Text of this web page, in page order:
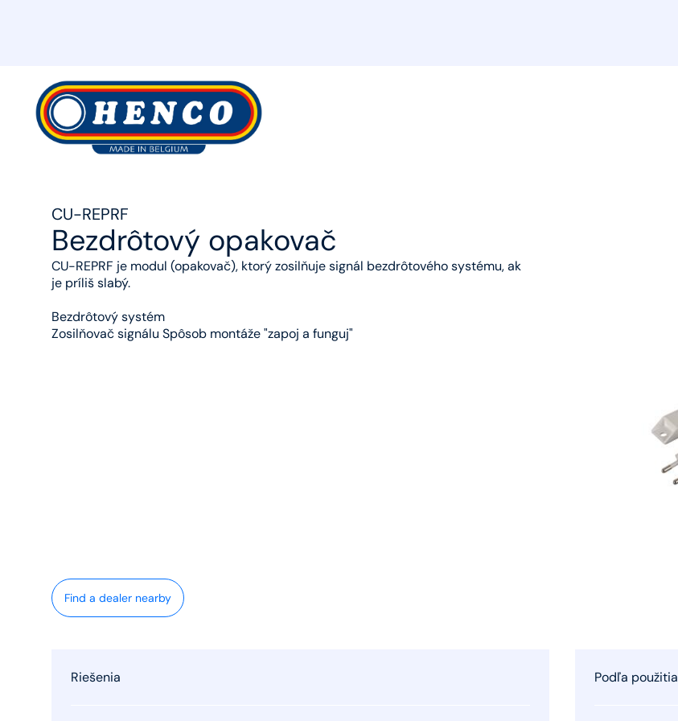
CU-REPRF
Bezdrôtový opakovač
CU-REPRF je modul (opakovač), ktorý zosilňuje signál bezdrôtového systému, ak
je príliš slabý.
Bezdrôtový systém
Zosilňovač signálu Spôsob montáže "zapoj a funguj"
Find a dealer nearby
Riešenia Podľa použitia